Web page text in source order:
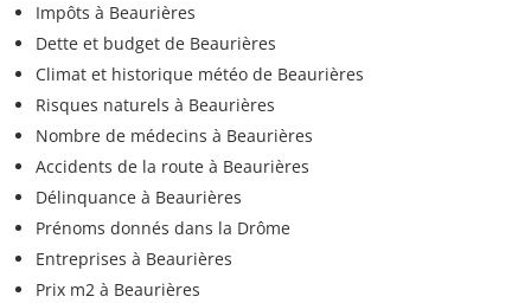
Impôts à Beaurières
Dette et budget de Beaurières
Climat et historique météo de Beaurières
Risques naturels à Beaurières
Nombre de médecins à Beaurières
Accidents de la route à Beaurières
Délinquance à Beaurières
Prénoms donnés dans la Drôme
Entreprises à Beaurières
Prix m2 à Beaurières